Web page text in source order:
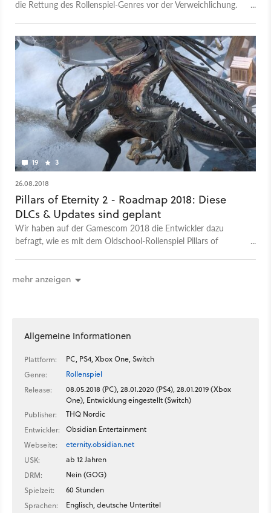
die Rettung des Rollenspiel-Genres vor der Verweichlichung.
19 3
26.08.2018
Pillars of Eternity 2 - Roadmap 2018: Diese
DLCs & Updates sind geplant
Wir haben auf der Gamescom 2018 die Entwickler dazu
befragt, wie es mit dem Oldschool-Rollenspiel Pillars of
mehr anzeigen
Allgemeine Informationen
Plattform:
PC, PS4, Xbox One, Switch
Genre:
Rollenspiel
Release:
08.05.2018 (PC), 28.01.2020 (PS4), 28.01.2019 (Xbox
One), Entwicklung eingestellt (Switch)
Publisher:
THQ Nordic
Entwickler:
Obsidian Entertainment
Webseite:
eternity.obsidian.net
USK:
ab 12 Jahren
DRM:
Nein (GOG)
Spielzeit:
60 Stunden
Sprachen:
Englisch, deutsche Untertitel